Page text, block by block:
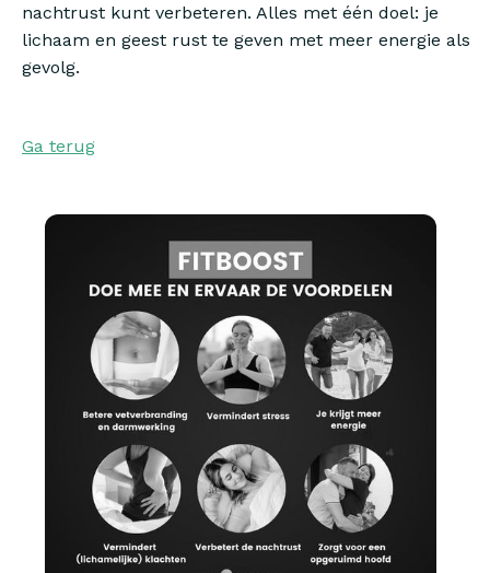
nachtrust kunt verbeteren. Alles met één doel: je
lichaam en geest rust te geven met meer energie als
gevolg.
Ga terug